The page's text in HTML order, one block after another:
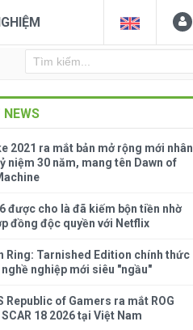
NEWS
2021 ra mắt bản mở rộng mới nhân
niệm 30 năm, mang tên Dawn of
được cho là đã kiếm bộn tiền nhờ
đồng độc quyền với Netflix
Ring: Tarnished Edition chính thức
nghề nghiệp mới siêu "ngầu"
Republic of Gamers ra mắt ROG
18 2026 tại Việt Nam